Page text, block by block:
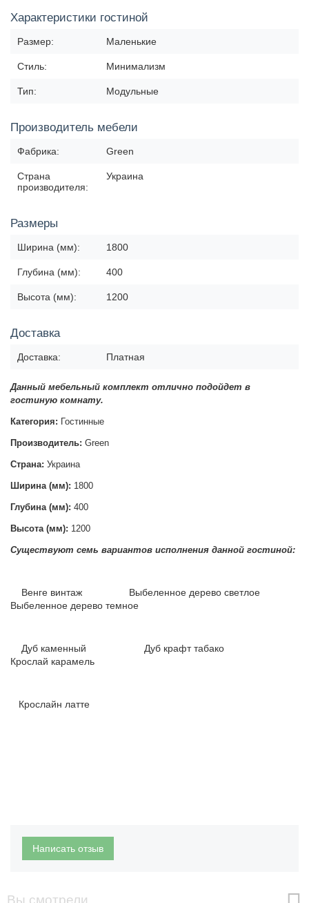
Характеристики гостиной
Размер: Маленькие
Стиль: Минимализм
Тип: Модульные
Производитель мебели
Фабрика: Green
Страна
производителя:
Украина
Размеры
Ширина (мм): 1800
Глубина (мм): 400
Высота (мм): 1200
Доставка
Доставка: Платная
Данный мебельный комплект отлично подойдет в
гостиную комнату.
Категория: Гостинные
Производитель: Green
Страна: Украина
Ширина (мм): 1800
Глубина (мм): 400
Высота (мм): 1200
Существуют семь вариантов исполнения данной гостиной:
Венге винтаж Выбеленное дерево светлое
Выбеленное дерево темное
Дуб каменный Дуб крафт табако
Крослай карамель
Крослайн латте
Написать отзыв
Вы смотрели